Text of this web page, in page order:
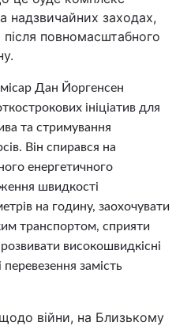
надзвичайних заходах,
повномасштабного
Дан Йоргенсен
ініціатив для
та стримування
Він спирався на
енергетичного
швидкості
на годину, заохочувати
транспортом, сприяти
високошвидкісні
перевезення замість
війни, на Близькому